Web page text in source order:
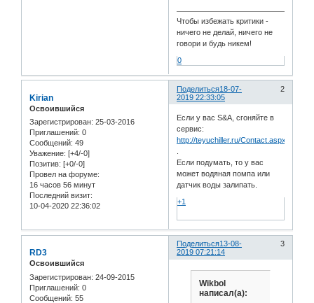
Чтобы избежать критики -
ничего не делай, ничего не
говори и будь никем!
0
Поделиться 2
18-07-
2019 22:33:05
Kirian
Освоившийся
Зарегистрирован: 25-03-2016
Приглашений: 0
Сообщений: 49
Уважение: [+4/-0]
Позитив: [+0/-0]
Провел на форуме:
16 часов 56 минут
Последний визит:
10-04-2020 22:36:02
Если у вас S&A, сгоняйте в
сервис:
http://teyuchiller.ru/Contact.aspx
.
Если подумать, то у вас
может водяная помпа или
датчик воды залипать.
+1
Поделиться 3
13-08-
2019 07:21:14
RD3
Освоившийся
Зарегистрирован: 24-09-2015
Приглашений: 0
Сообщений: 55
Wikbol
написал(а):